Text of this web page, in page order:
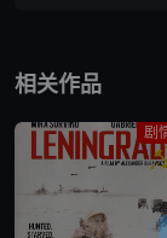
相关作品
剧